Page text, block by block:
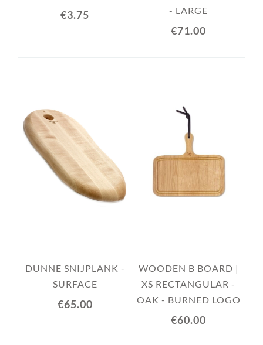
€3.75 - LARGE
€71.00
DUNNE SNIJPLANK -
SURFACE
€65.00
WOODEN B BOARD |
XS RECTANGULAR -
OAK - BURNED LOGO
€60.00